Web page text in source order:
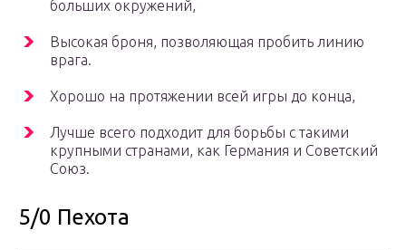
больших окружений,
Высокая броня, позволяющая пробить линию
врага.
Хорошо на протяжении всей игры до конца,
Лучше всего подходит для борьбы с такими
крупными странами, как Германия и Советский
Союз.
5/0 Пехота